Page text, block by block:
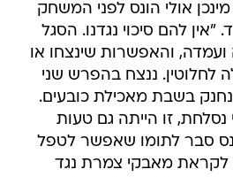
אולי הונס לפני המשחק
"אין להם סיכוי נגדנו. הסגל
והאפשרות שינצחו או
לחלוטין. ננצח בהפרש שני
בשבת מאכילת כובעים.
זו הייתה גם טעות
סבר לתומו שאפשר לטפל
לקראת מאבקי צמרת נגד